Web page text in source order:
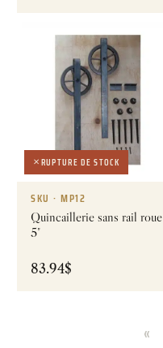
RUPTURE DE STOCK
SKU · MP12
Quincaillerie sans rail roue
5"
83.94$
«